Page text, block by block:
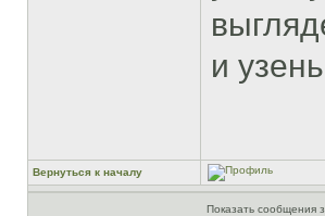
и
Вернуться к началу
Показать сообщения